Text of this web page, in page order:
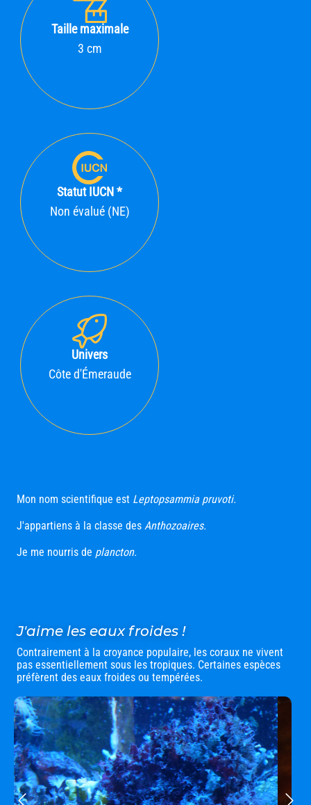
Taille maximale
3 cm
Statut IUCN *
Non évalué (NE)
Univers
Côte d'Émeraude
Mon nom scientifique est Leptopsammia pruvoti.
J'appartiens à la classe des Anthozoaires.
Je me nourris de plancton.
J'aime les eaux froides !
Contrairement à la croyance populaire, les coraux ne vivent
pas essentiellement sous les tropiques. Certaines espèces
préfèrent des eaux froides ou tempérées.